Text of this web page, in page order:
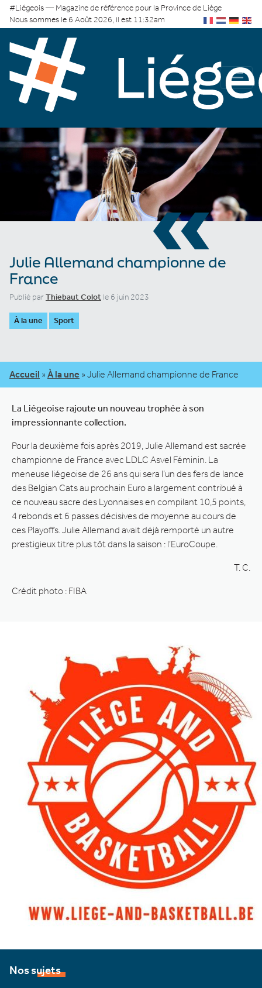
#Liégeois — Magazine de référence pour la Province de Liège
Nous sommes le 6 Août 2026, il est 11:32am
«
Julie Allemand championne de
France
Publié parThiebaut Colot le 6 juin 2023
À la une Sport
Accueil » À la une » Julie Allemand championne de France
La Liégeoise rajoute un nouveau trophée à son
impressionnante collection.
Pour la deuxième fois après 2019, Julie Allemand est sacrée
championne de France avec LDLC Asvel Féminin. La
meneuse liégeoise de 26 ans qui sera l’un des fers de lance
des Belgian Cats au prochain Euro a largement contribué à
ce nouveau sacre des Lyonnaises en compilant 10,5 points,
4 rebonds et 6 passes décisives de moyenne au cours de
ces Playoffs. Julie Allemand avait déjà remporté un autre
prestigieux titre plus tôt dans la saison : l’EuroCoupe.
T. C.
Crédit photo : FIBA
Nos sujets